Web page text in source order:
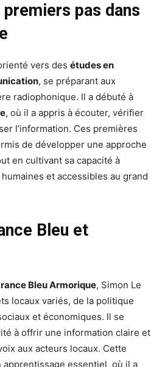
pas dans
vers des études en
, se préparant aux
radiophonique. Il a débuté à
, où il a appris à écouter, vérifier
l’information. Ces premières
de développer une approche
en cultivant sa capacité à
et accessibles au grand
Bleu et
Bleu Armorique, Simon Le
locaux variés, de la politique
et économiques. Il se
à offrir une information claire et
aux acteurs locaux. Cette
essentiel, où il a